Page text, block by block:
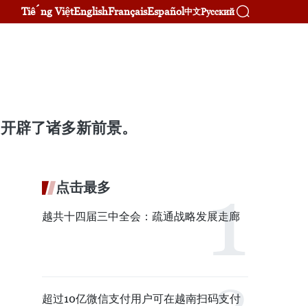
Tiếng ViệtEnglishFrançaisEspañol中文Русский
辟了诸多新前景。
点击最多
越共十四届三中全会：疏通战略发展走廊
超过10亿微信支付用户可在越南扫码支付